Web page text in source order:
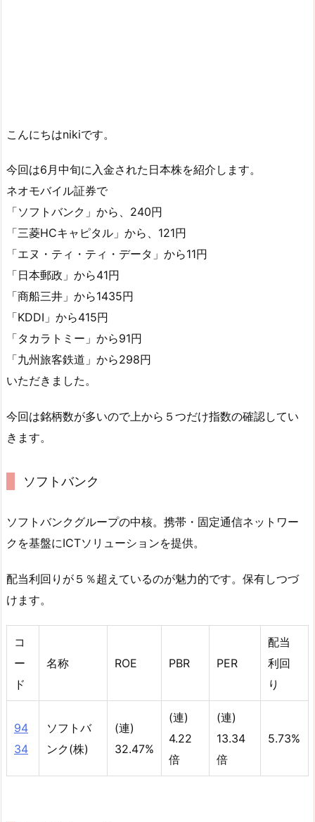
こんにちはnikiです。
今回は6月中旬に入金された日本株を紹介します。
ネオモバイル証券で
「ソフトバンク」から、240円
「三菱HCキャピタル」から、121円
「エヌ・ティ・ティ・データ」から11円
「日本郵政」から41円
「商船三井」から1435円
「KDDI」から415円
「タカラトミー」から91円
「九州旅客鉄道」から298円
いただきました。
今回は銘柄数が多いので上から５つだけ指数の確認してい
きます。
ソフトバンク
ソフトバンクグループの中核。携帯・固定通信ネットワー
クを基盤にICTソリューションを提供。
配当利回りが５％超えているのが魅力的です。保有しつづ
けます。
コ
ー
ド
名称 ROE PBR PER
配当
利回
り
94
34
ソフトバ
ンク(株)
(連)
32.47%
(連)
4.22
倍
(連)
13.34
倍
5.73%